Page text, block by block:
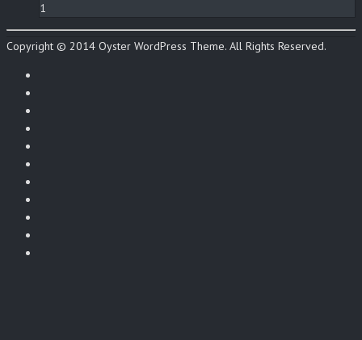
1
Copyright © 2014 Oyster WordPress Theme. All Rights Reserved.